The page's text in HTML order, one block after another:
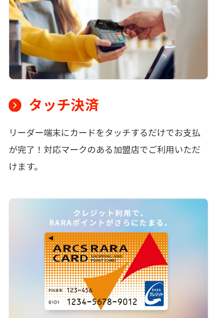
タッチ決済
リーダー端末にカードをタッチするだけでお支払
が完了！対応マークのある加盟店でご利用いただ
けます。